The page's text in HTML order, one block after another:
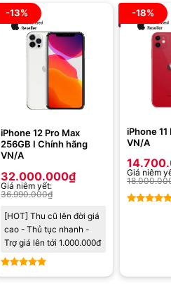
-13%
iPhone 12 Pro Max
256GB I Chính hãng
VN/A
Được xếp
32.000.000₫
Giá niêm yết:
36.990.000₫
[HOT] Thu cũ lên đời giá
cao - Thủ tục nhanh -
Trợ giá lên tới 1.000.000đ
-18%
iPhone
VN/A
Giá niêm